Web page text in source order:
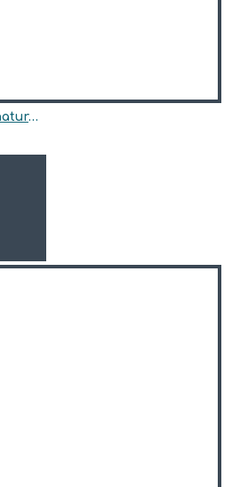
Ghete fete din piele naturala model RHEA